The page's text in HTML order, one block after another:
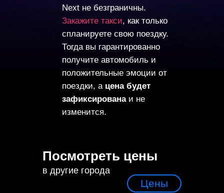
Next не безграничны.
Закажите такси, как только
спланируете свою поездку.
Тогда вы гарантированно
получите автомобиль и
положительные эмоции от
поездки, а цена будет
зафиксированаи не
изменится.
в другие города
Посмотреть цены
Цены